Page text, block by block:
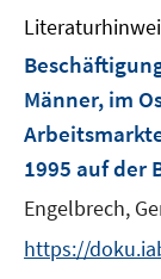
Männer, im
1995 auf der
Engelbrech,
https://